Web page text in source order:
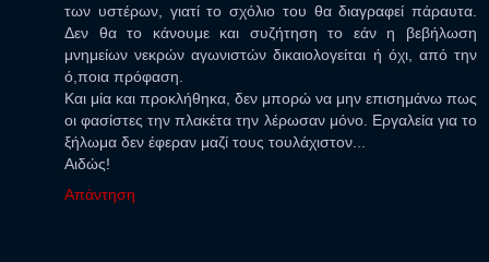
των υστέρων, γιατί το σχόλιο του θα διαγραφεί πάραυτα.
Δεν θα το κάνουμε και συζήτηση το εάν η βεβήλωση
μνημείων νεκρών αγωνιστών δικαιολογείται ή όχι, από την
ό,ποια πρόφαση.
Και μία και προκλήθηκα, δεν μπορώ να μην επισημάνω πως
οι φασίστες την πλακέτα την λέρωσαν μόνο. Εργαλεία για το
ξήλωμα δεν έφεραν μαζί τους τουλάχιστον...
Αιδώς!
Απάντηση